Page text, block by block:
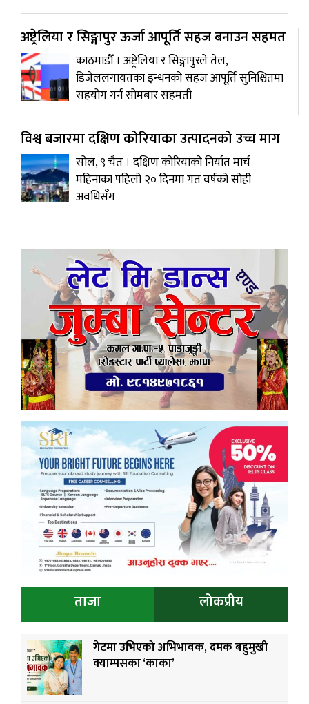
अष्ट्रेलिया र सिङ्गापुर ऊर्जा आपूर्ति सहज बनाउन सहमत
काठमाडाैँ । अष्ट्रेलिया र सिङ्गापुरले तेल,
डिजेललगायतका इन्धनको सहज आपूर्ति सुनिश्चितमा
सहयोग गर्न सोमबार सहमती
विश्व बजारमा दक्षिण कोरियाका उत्पादनको उच्च माग
सोल, ९ चैत । दक्षिण कोरियाको निर्यात मार्च
महिनाका पहिलो २० दिनमा गत वर्षको सोही
अवधिसँग
ताजा लोकप्रीय
गेटमा उभिएको अभिभावक, दमक बहुमुखी
क्याम्पसका ‘काका’